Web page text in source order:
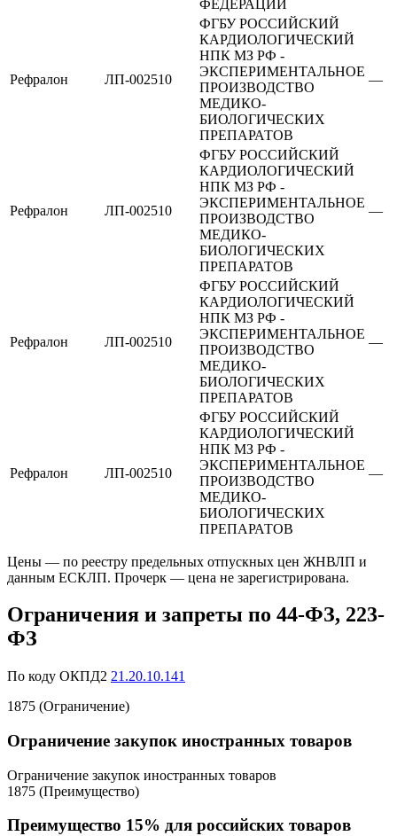
ФЕДЕРАЦИИ
Рефралон ЛП-002510
ФГБУ РОССИЙСКИЙ
КАРДИОЛОГИЧЕСКИЙ
НПК МЗ РФ -
ЭКСПЕРИМЕНТАЛЬНОЕ
ПРОИЗВОДСТВО
МЕДИКО-
БИОЛОГИЧЕСКИХ
ПРЕПАРАТОВ
—
Рефралон ЛП-002510
ФГБУ РОССИЙСКИЙ
КАРДИОЛОГИЧЕСКИЙ
НПК МЗ РФ -
ЭКСПЕРИМЕНТАЛЬНОЕ
ПРОИЗВОДСТВО
МЕДИКО-
БИОЛОГИЧЕСКИХ
ПРЕПАРАТОВ
—
Рефралон ЛП-002510
ФГБУ РОССИЙСКИЙ
КАРДИОЛОГИЧЕСКИЙ
НПК МЗ РФ -
ЭКСПЕРИМЕНТАЛЬНОЕ
ПРОИЗВОДСТВО
МЕДИКО-
БИОЛОГИЧЕСКИХ
ПРЕПАРАТОВ
—
Рефралон ЛП-002510
ФГБУ РОССИЙСКИЙ
КАРДИОЛОГИЧЕСКИЙ
НПК МЗ РФ -
ЭКСПЕРИМЕНТАЛЬНОЕ
ПРОИЗВОДСТВО
МЕДИКО-
БИОЛОГИЧЕСКИХ
ПРЕПАРАТОВ
—
Цены — по реестру предельных отпускных цен ЖНВЛП и
данным ЕСКЛП. Прочерк — цена не зарегистрирована.
Ограничения и запреты по 44-ФЗ, 223-
ФЗ
По коду ОКПД2 21.20.10.141
1875 (Ограничение)
Ограничение закупок иностранных товаров
Ограничение закупок иностранных товаров
1875 (Преимущество)
Преимущество 15% для российских товаров